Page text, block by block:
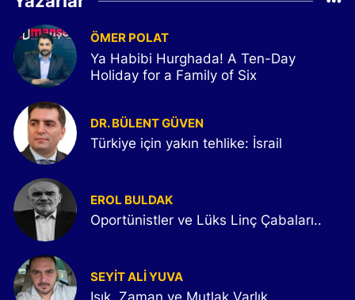
ÖMER POLAT
Ya Habibi Hurghada! A Ten-Day
Holiday for a Family of Six
DR. BÜLENT GÜVEN
Türkiye için yakın tehlike: İsrail
EROL BULDAK
Oportünistler ve Lüks Linç Çabaları..
SEYIT ALI YUVA